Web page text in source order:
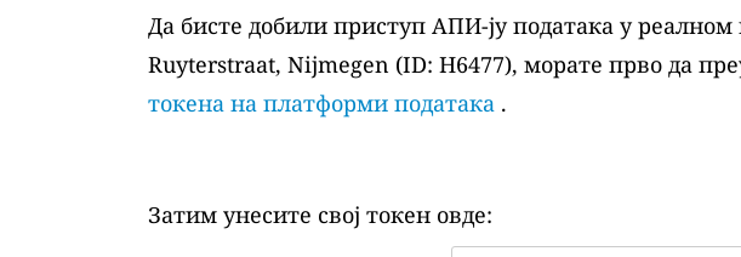
Да бисте добили приступ АПИ-ју података у
Ruyterstraat, Nijmegen (ID: H6477), морате прво да
токена на платформи података .
Затим унесите свој токен овде: